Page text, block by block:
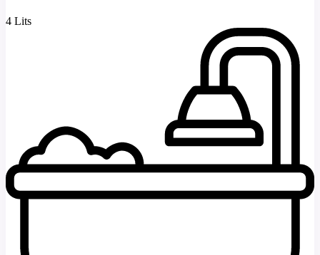
4 Lits